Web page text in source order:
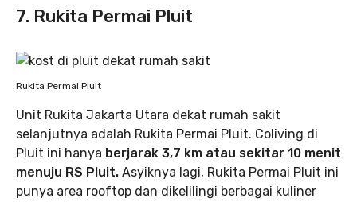
7. Rukita Permai Pluit
Rukita Permai Pluit
Unit Rukita Jakarta Utara dekat rumah sakit
selanjutnya adalah Rukita Permai Pluit. Coliving di
Pluit ini hanya berjarak 3,7 km atau sekitar 10 menit
menuju RS Pluit. Asyiknya lagi, Rukita Permai Pluit ini
punya area rooftop dan dikelilingi berbagai kuliner